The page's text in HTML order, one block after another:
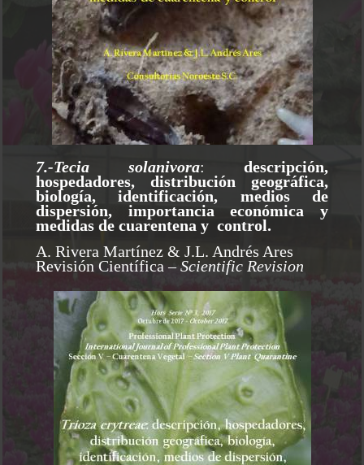
7.-Tecia solanivora:
descripción,
hospedadores, distribución geográfica,
biología, identificación, medios de
dispersión, importancia económica y
medidas de cuarentena y control.
A. Rivera Martínez & J.L. Andrés Ares
Revisión Científica– Scientific Revision